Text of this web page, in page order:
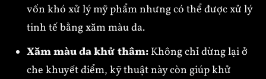
vốn khó xử lý mỹ phẩm nhưng có thể được xử lý
tinh tế bằng xăm màu da.
Xăm màu da khử thâm: Không chỉ dừng lại ở
che khuyết điểm, kỹ thuật này còn giúp khử